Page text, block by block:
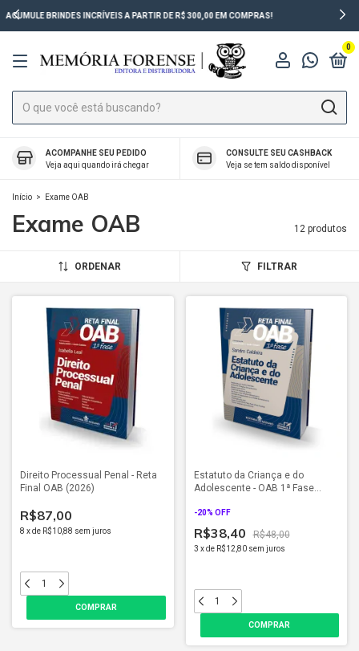
ACIMA DE R$ 150,00 O FRETE É POR NOSSA CONTA!
0
ACOMPANHE SEU PEDIDO
Veja aqui quando irá chegar
CONSULTE SEU CASHBACK
Veja se tem saldo disponível
Início > Exame OAB
Exame OAB 12 produtos
ORDENAR FILTRAR
Direito Processual Penal - Reta
Final OAB (2026)
R$87,00
8 xde R$10,88 sem juros
Estatuto da Criança e do
Adolescente - OAB 1ª Fase
-20% OFF
R$38,40 R$48,00
3 xde R$12,80 sem juros